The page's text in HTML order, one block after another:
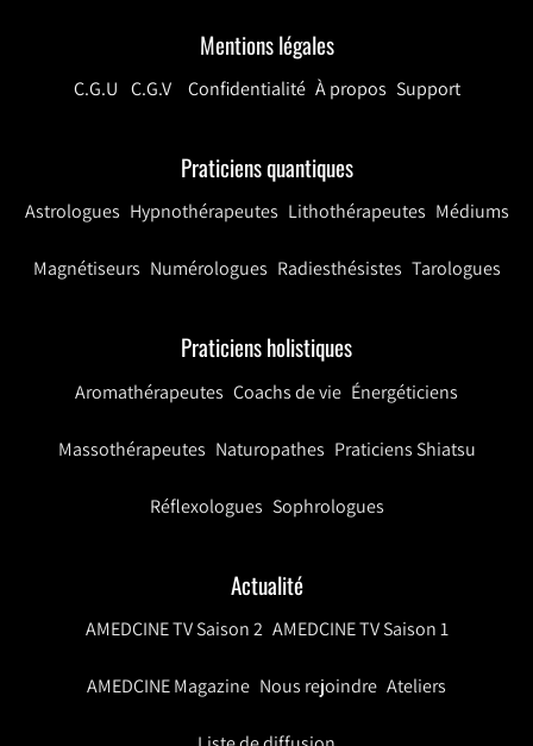
Mentions légales
C.G.U C.G.V Confidentialité À propos Support
Praticiens quantiques
Astrologues Hypnothérapeutes Lithothérapeutes Médiums
Magnétiseurs Numérologues Radiesthésistes Tarologues
Praticiens holistiques
Aromathérapeutes Coachs de vie Énergéticiens
Massothérapeutes Naturopathes Praticiens Shiatsu
Réflexologues Sophrologues
Actualité
AMEDCINE TV Saison 2 AMEDCINE TV Saison 1
AMEDCINE Magazine Nous rejoindre Ateliers